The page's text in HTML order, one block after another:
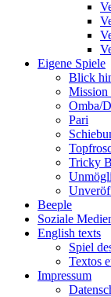
Eigene Spiele
Blick
Mission
Omba/
Pari
Tricky
Beeple
Soziale
English texts
Spiel
Textos
Impressum